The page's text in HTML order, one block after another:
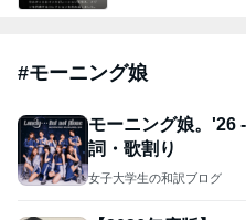
#モーニング娘
モーニング娘。
詞・歌割り
女子大学生の和訳ブログ